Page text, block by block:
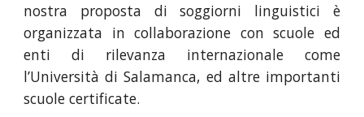
nostra proposta di soggiorni linguistici è
organizzata in collaborazione con scuole ed
enti di rilevanza internazionale come
l’Università di Salamanca, ed altre importanti
scuole certificate.